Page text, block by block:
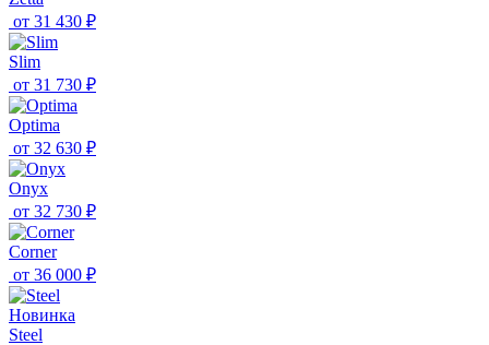
от 31 430 ₽
Slim
от 31 730 ₽
Optima
от 32 630 ₽
Onyx
от 32 730 ₽
Corner
от 36 000 ₽
Новинка
Steel